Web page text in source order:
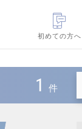
初めての方へ
1 件